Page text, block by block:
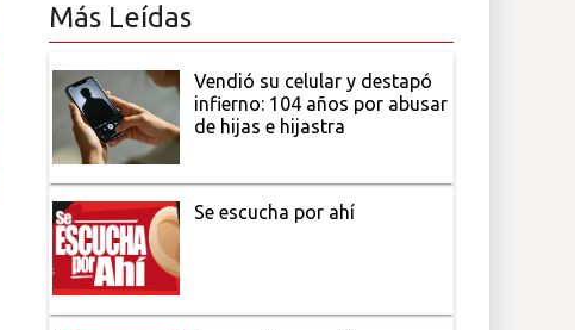
Más Leídas
Vendió su celular y destapó
infierno: 104 años por abusar
de hijas e hijastra
Se escucha por ahí